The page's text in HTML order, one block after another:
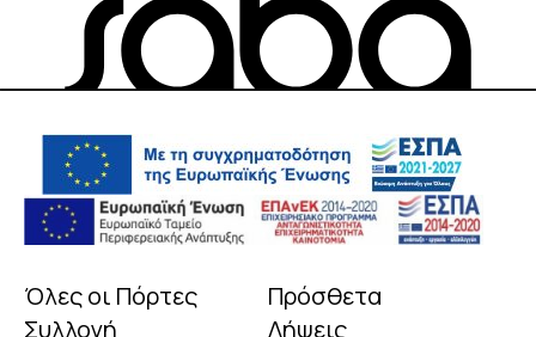
Όλες οι Πόρτες
Συλλογή
Πρόσθετα
Λήψεις